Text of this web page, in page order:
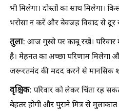
भी मिलेगा। दोस्तों का साथ मिलेगा।
भरोसा न करें और बेवजह विवाद से दूर
तुला: आज गुस्से पर काबू रखें। परिवार
है। मेहनत का अच्छा परिणाम मिलेगा
जरूरतमंद की मदद करने से मानसिक
वृश्चिक: परिवार को लेकर चिंता रह
बेहतर होगी और पुराने मित्र से